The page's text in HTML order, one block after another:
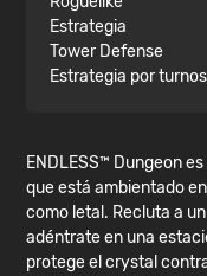
Estrategia
Tower Defense
Estrategia por turnos
ENDLESS™ Dungeon
que está ambientado
como letal. Recluta a
adéntrate en una
protege el crystal